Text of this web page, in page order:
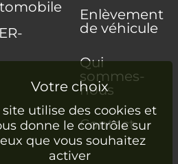
Enlèvement
de véhicule
Qui
sommes-
nous
Contact
site utilise des cookies et
donne le contrôle sur
que vous souhaitez
activer